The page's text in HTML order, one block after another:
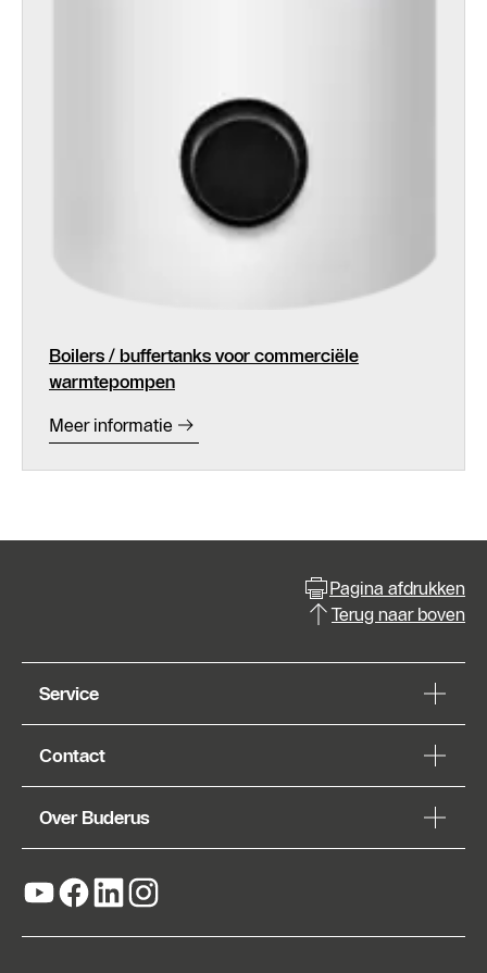
Boilers / buffertanks voor commerciële
warmtepompen
Meer informatie
Pagina afdrukken
Terug naar boven
Service
Contact
Over Buderus